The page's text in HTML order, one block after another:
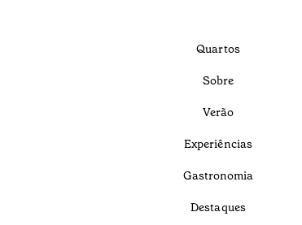
Quartos
Sobre
Verão
Experiências
Gastronomia
Destaques